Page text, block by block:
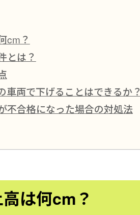
cm？
とは？
車両で下げることはできるか？
不合格になった場合の対処法
は何cm？